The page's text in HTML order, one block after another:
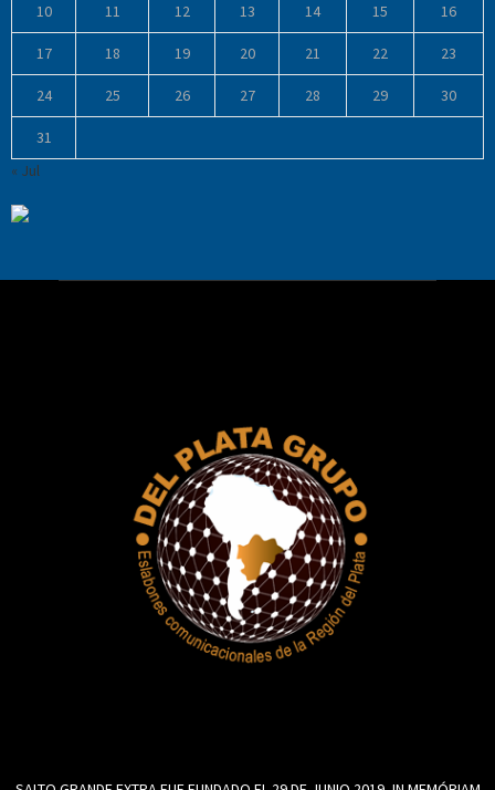
10 11 12 13 14 15 16
17 18 19 20 21 22 23
24 25 26 27 28 29 30
31
« Jul